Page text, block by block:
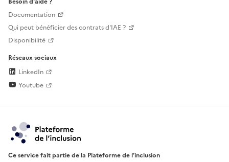
Documentation
Qui peut bénéficier des contrats d'IAE ?
Disponibilité
Réseaux sociaux
LinkedIn
Youtube
Ce service fait partie de la Plateforme de l’inclusion